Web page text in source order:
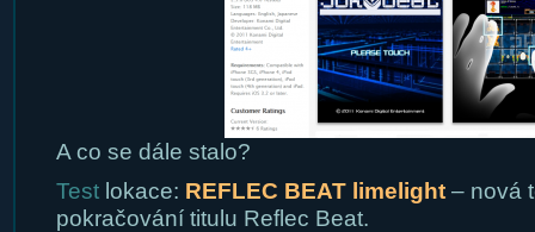
A co se dále stalo?
Testlokace: REFLEC BEAT limelight– nová
pokračování titulu Reflec Beat.